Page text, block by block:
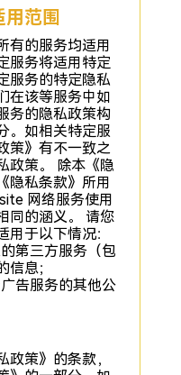
用范围
有的服务均适用
服务将适用特定
服务的特定隐私
在该等服务中如
务的隐私政策构
。如相关特定服
策》有不一致之
政策。 除本《隐
隐私条款》所用
网络服务使用
同的涵义。 请您
于以下情况：
第三方服务（包
息；
告服务的其他公
策》的条款，